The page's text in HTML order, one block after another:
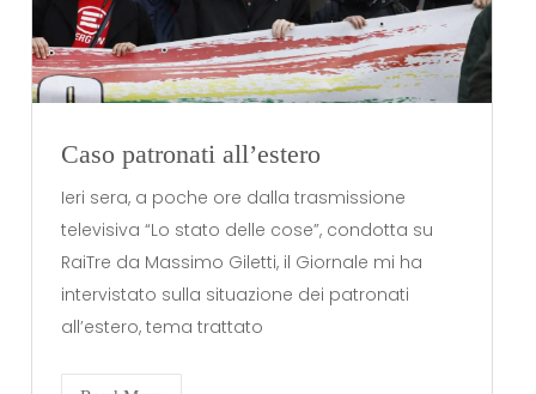
Caso patronati all’estero
Ieri sera, a poche ore dalla trasmissione
televisiva “Lo stato delle cose”, condotta su
RaiTre da Massimo Giletti, il Giornale mi ha
intervistato sulla situazione dei patronati
all’estero, tema trattato